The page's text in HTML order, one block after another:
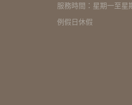
服務時間：星期一至星
例假日休假